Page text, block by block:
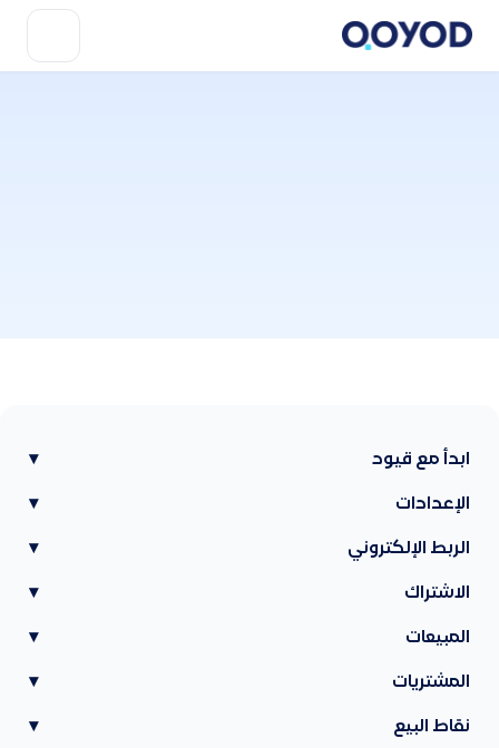
ابدأ مع قيود ▾
الإعدادات ▾
الربط الإلكتروني ▾
الاشتراك ▾
المبيعات ▾
المشتريات ▾
نقاط البيع ▾